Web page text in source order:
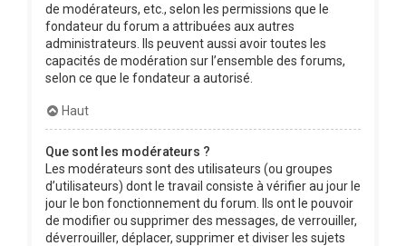
de modérateurs, etc., selon les permissions que le
fondateur du forum a attribuées aux autres
administrateurs. Ils peuvent aussi avoir toutes les
capacités de modération sur l’ensemble des forums,
selon ce que le fondateur a autorisé.
Haut
Que sont les modérateurs ?
Les modérateurs sont des utilisateurs (ou groupes
d’utilisateurs) dont le travail consiste à vérifier au jour le
jour le bon fonctionnement du forum. Ils ont le pouvoir
de modifier ou supprimer des messages, de verrouiller,
déverrouiller, déplacer, supprimer et diviser les sujets